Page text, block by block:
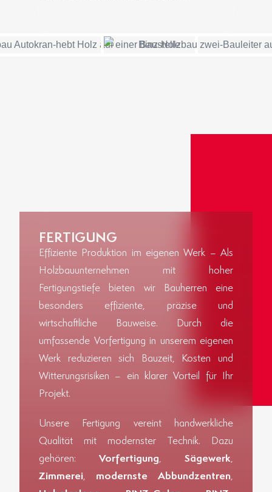
FERTIGUNG
Effiziente Produktion im eigenen Werk – Als
Holzbauunternehmen mit hoher
Fertigungstiefe bieten wir Bauherren eine
besonders effiziente, präzise und
wirtschaftliche Bauweise. Durch die
umfassende Vorfertigung in unserem eigenen
Werk reduzieren sich Bauzeit, Kosten und
Witterungsrisiken – ein klarer Vorteil für Ihr
Projekt.
Unsere Fertigung vereint handwerkliche
Qualität mit modernster Technik. Dazu
gehören: Vorfertigung Sägewerk
Zimmerei
modernste Abbundzentren